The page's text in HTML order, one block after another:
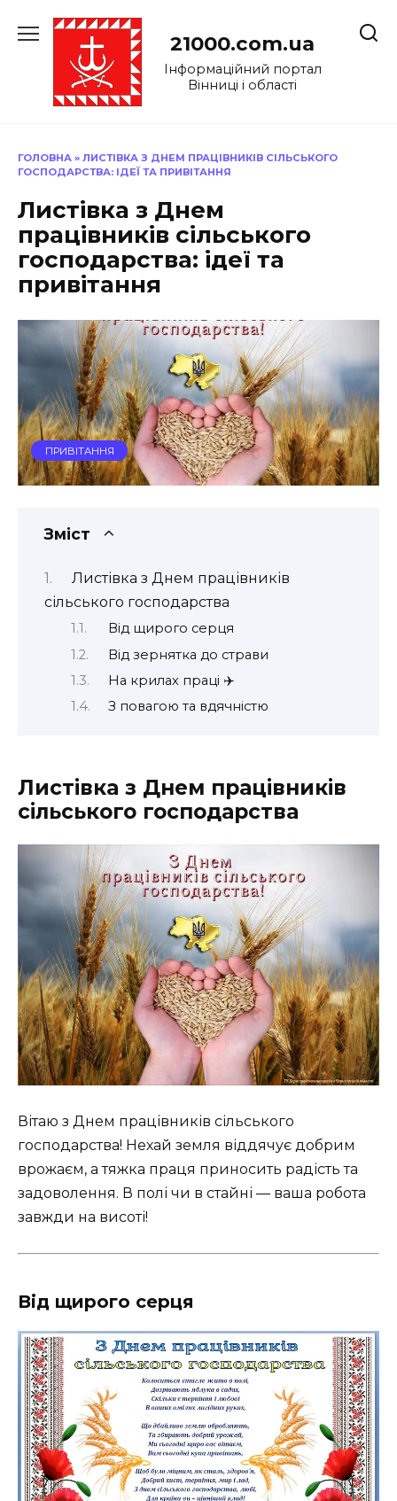
до
21000.com.ua
Інформаційний портал
Вінниці і області
ГОЛОВНА » ЛИСТІВКА З ДНЕМ ПРАЦІВНИКІВ СІЛЬСЬКОГО
ГОСПОДАРСТВА: ІДЕЇ ТА ПРИВІТАННЯ
Листівка з Днем
працівників сільського
господарства: ідеї та
привітання
ПРИВІТАННЯ
Зміст
Листівка з Днем працівників
сільського господарства
Від щирого серця
Від зернятка до страви
На крилах праці ✈️
З повагою та вдячністю
Листівка з Днем працівників
сільського господарства
Вітаю з Днем працівників сільського
господарства! Нехай земля віддячує добрим
врожаєм, а тяжка праця приносить радість та
задоволення. В полі чи в стайні — ваша робота
завжди на висоті!
Від щирого серця